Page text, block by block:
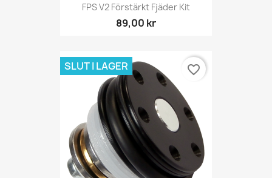
FPS V2 Förstärkt Fjäder Kit
89,00 kr
SLUT I LAGER favorite_border